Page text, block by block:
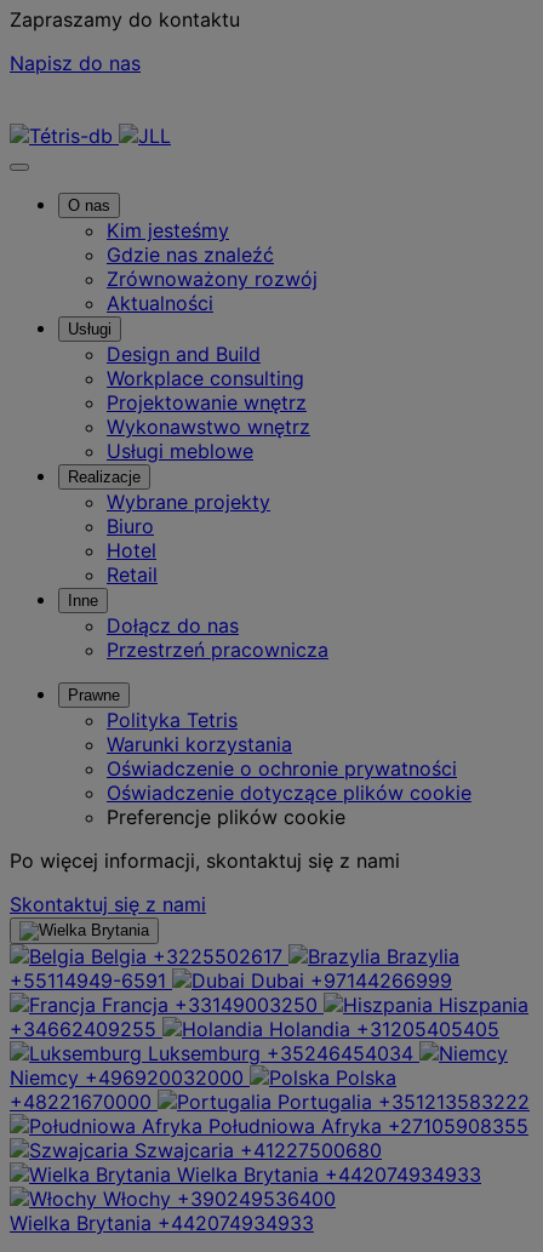
Zapraszamy do kontaktu
Napisz do nas
O nas
Kim jesteśmy
Gdzie nas znaleźć
Zrównoważony rozwój
Aktualności
Usługi
Design and Build
Workplace consulting
Projektowanie wnętrz
Wykonawstwo wnętrz
Usługi meblowe
Realizacje
Wybrane projekty
Biuro
Hotel
Retail
Inne
Dołącz do nas
Przestrzeń pracownicza
Prawne
Polityka Tetris
Warunki korzystania
Oświadczenie o ochronie prywatności
Oświadczenie dotyczące plików cookie
Preferencje plików cookie
Po więcej informacji, skontaktuj się z nami
Skontaktuj się z nami
Belgia +3225502617
Brazylia
+55114949-6591
Dubai +97144266999
Francja +33149003250
Hiszpania
+34662409255
Holandia +31205405405
Luksemburg +35246454034
Niemcy +496920032000
Polska
+48221670000
Portugalia +351213583222
Południowa Afryka +27105908355
Szwajcaria +41227500680
Wielka Brytania +442074934933
Włochy +390249536400
Wielka Brytania +442074934933